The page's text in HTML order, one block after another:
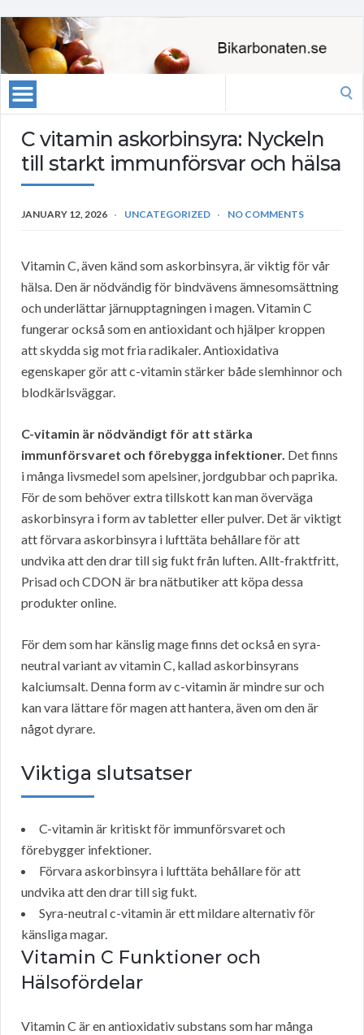
C vitamin askorbinsyra: Nyckeln
till starkt immunförsvar och hälsa
JANUARY 12, 2026 UNCATEGORIZED NO COMMENTS
Vitamin C, även känd som askorbinsyra, är viktig för vår
hälsa. Den är nödvändig för bindvävens ämnesomsättning
och underlättar järnupptagningen i magen. Vitamin C
fungerar också som en antioxidant och hjälper kroppen
att skydda sig mot fria radikaler. Antioxidativa
egenskaper gör att c-vitamin stärker både slemhinnor och
blodkärlsväggar.
C-vitamin är nödvändigt för att stärka
immunförsvaret och förebygga infektioner. Det finns
i många livsmedel som apelsiner, jordgubbar och paprika.
För de som behöver extra tillskott kan man överväga
askorbinsyra i form av tabletter eller pulver. Det är viktigt
att förvara askorbinsyra i lufttäta behållare för att
undvika att den drar till sig fukt från luften. Allt-fraktfritt,
Prisad och CDON är bra nätbutiker att köpa dessa
produkter online.
För dem som har känslig mage finns det också en syra-
neutral variant av vitamin C, kallad askorbinsyrans
kalciumsalt. Denna form av c-vitamin är mindre sur och
kan vara lättare för magen att hantera, även om den är
något dyrare.
Viktiga slutsatser
C-vitamin är kritiskt för immunförsvaret och
förebygger infektioner.
Förvara askorbinsyra i lufttäta behållare för att
undvika att den drar till sig fukt.
Syra-neutral c-vitamin är ett mildare alternativ för
känsliga magar.
Vitamin C Funktioner och
Hälsofördelar
Vitamin C är en antioxidativ substans som har många